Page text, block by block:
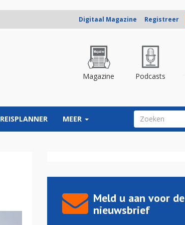
Digitaal Magazine Registreer
Magazine Podcasts
REISPLANNER MEER ZOEKVELD
Meld u aan voor de
nieuwsbrief